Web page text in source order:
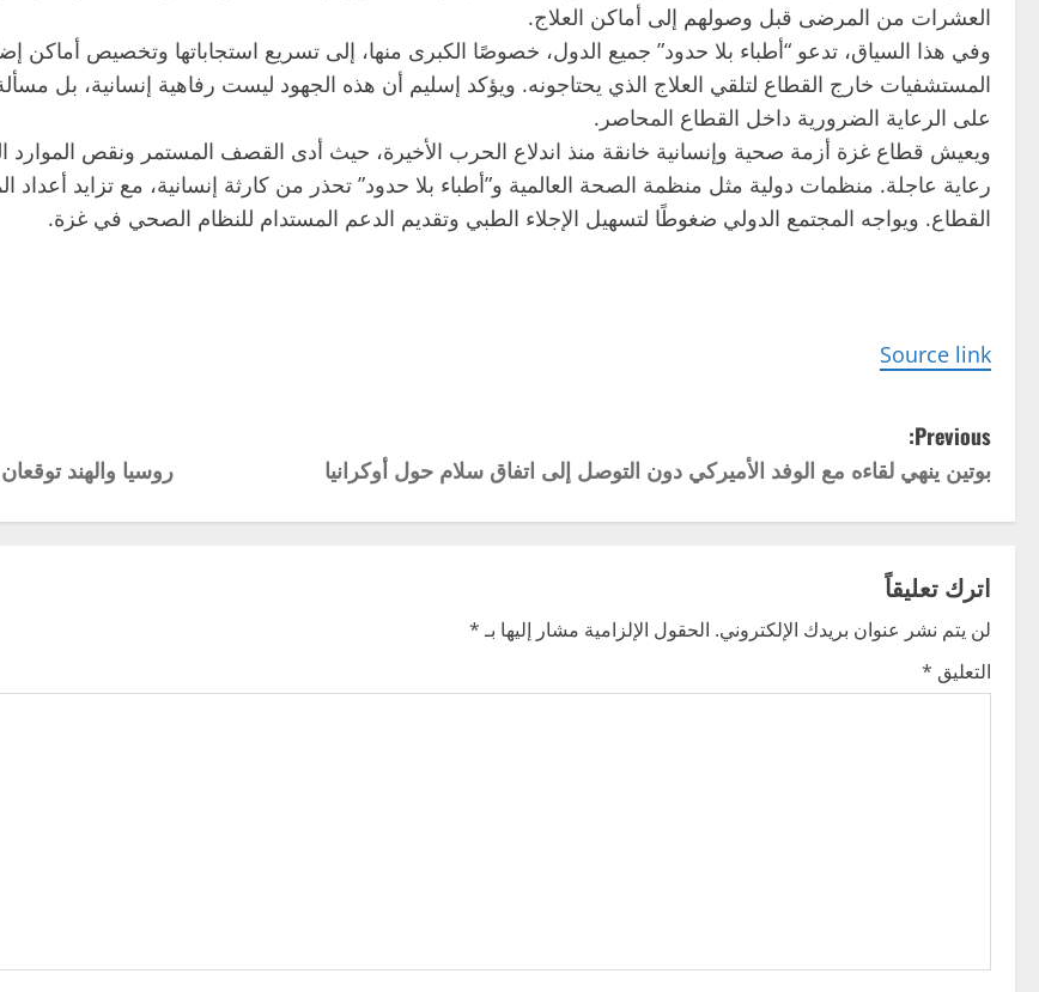
العشرات من المرضى قبل وصولهم إلى أماكن العلاج.
وفي هذا السياق، تدعو “أطباء بلا حدود” جميع الدول، خصوصًا الكبرى منها، إلى تسريع استجاباتها وتخصيص
المستشفيات خارج القطاع لتلقي العلاج الذي يحتاجونه. ويؤكد إسليم أن هذه الجهود ليست رفاهية إنسانية، بل
على الرعاية الضرورية داخل القطاع المحاصر.
ويعيش قطاع غزة أزمة صحية وإنسانية خانقة منذ اندلاع الحرب الأخيرة، حيث أدى القصف المستمر ونقص الموارد
رعاية عاجلة. منظمات دولية مثل منظمة الصحة العالمية و”أطباء بلا حدود” تحذر من كارثة إنسانية، مع تزايد
القطاع. ويواجه المجتمع الدولي ضغوطًا لتسهيل الإجلاء الطبي وتقديم الدعم المستدام للنظام الصحي في غزة.
Source link
P
o
s
t
n
a
Previous:
بوتين ينهي لقاءه مع الوفد الأميركي دون التوصل إلى اتفاق سلام حول أوكرانيا
روسيا والهند
اترك تعليقاً
لن يتم نشر عنوان بريدك الإلكتروني. الحقول الإلزامية مشار إليها بـ*
التعليق *